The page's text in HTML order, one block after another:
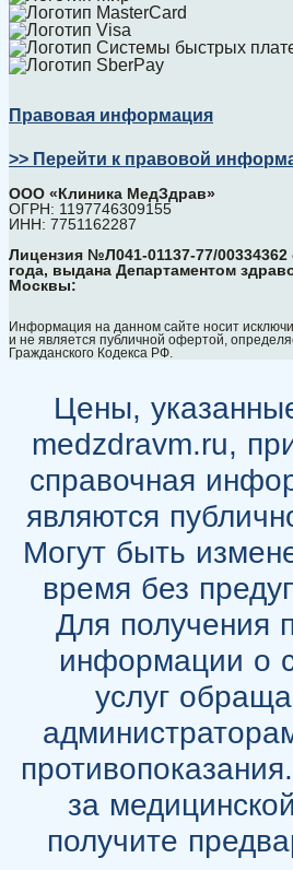
Правовая информация
>> Перейти к правовой
ООО «Клиника МедЗдрав»
ОГРН: 1197746309155
ИНН: 7751162287
Лицензия №Л041-01137-77/00334362
года, выдана Департаментом
Москвы:
Информация на данном сайте носит
и не является публичной офертой,
Гражданского Кодекса РФ.
Цены,
medzdravm.ru,
справочная
являются
Могут быть
время без
Для получения
информации о
услуг
за
получите